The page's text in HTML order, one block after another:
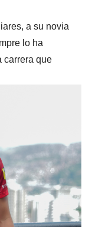
a su novia
lo ha
carrera que